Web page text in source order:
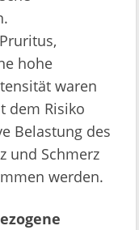
hohe
waren
dem Risiko
Belastung des
und Schmerz
werden.